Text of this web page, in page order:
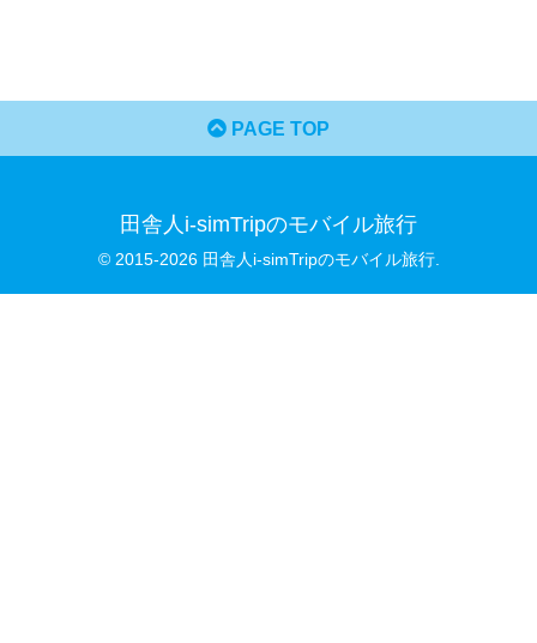
PAGE TOP
田舎人i-simTripのモバイル旅行
© 2015-2026 田舎人i-simTripのモバイル旅行.